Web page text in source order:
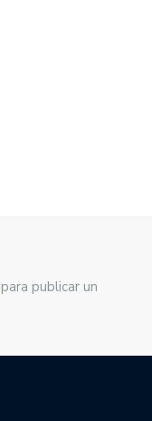
para publicar un